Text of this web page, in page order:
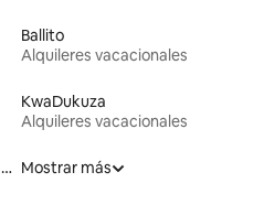
Ballito
Alquileres vacacionales
KwaDukuza
Alquileres vacacionales
Reserva Natural de Hartbeespoort Mostrar más